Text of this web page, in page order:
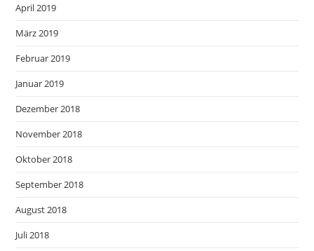
April 2019
März 2019
Februar 2019
Januar 2019
Dezember 2018
November 2018
Oktober 2018
September 2018
August 2018
Juli 2018